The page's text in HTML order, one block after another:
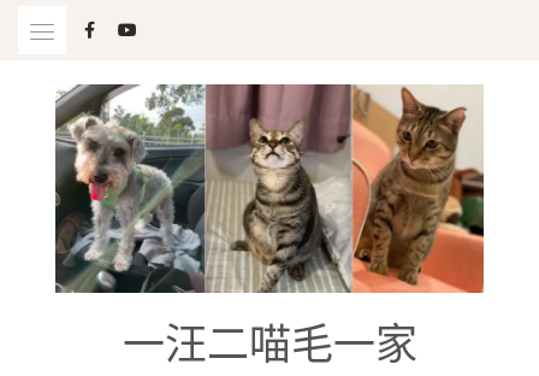
一汪二喵毛一家